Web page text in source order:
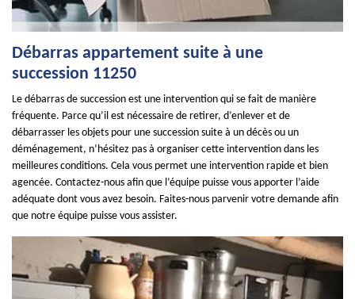
Débarras appartement suite à une
succession 11250
Le débarras de succession est une intervention qui se fait de manière
fréquente. Parce qu’il est nécessaire de retirer, d’enlever et de
débarrasser les objets pour une succession suite à un décès ou un
déménagement, n’hésitez pas à organiser cette intervention dans les
meilleures conditions. Cela vous permet une intervention rapide et bien
agencée. Contactez-nous afin que l’équipe puisse vous apporter l’aide
adéquate dont vous avez besoin. Faites-nous parvenir votre demande afin
que notre équipe puisse vous assister.